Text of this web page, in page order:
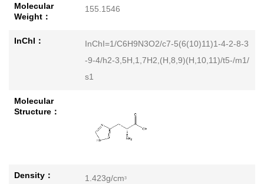
Molecular
Weight：
155.1546
InChI：
InChI=1/C6H9N3O2/c7-5(6(10)11)1-4-2-8-3
-9-4/h2-3,5H,1,7H2,(H,8,9)(H,10,11)/t5-/m1/
s1
Molecular
Structure：
Density： 1.423g/cm3